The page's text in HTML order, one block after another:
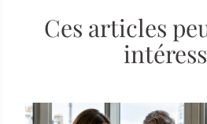
Ces articles